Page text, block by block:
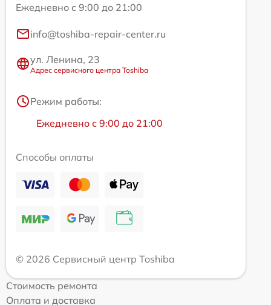
Ежедневно с 9:00 до 21:00
info@toshiba-repair-center.ru
ул. Ленина, 23
Адрес сервисного центра Toshiba
Режим работы:
Ежедневно с 9:00 до 21:00
Способы оплаты
© 2026 Сервисный центр Toshiba
Стоимость ремонта
Оплата и доставка